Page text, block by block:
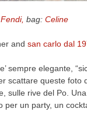
Fendi, bag: Celine
and san carlo dal
sempre elegante,
scattare queste foto
sulle rive del Po.
per un party, un